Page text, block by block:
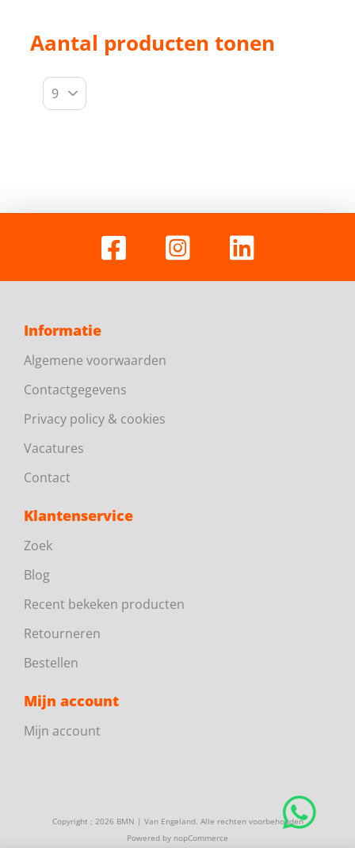
Aantal producten tonen
Informatie
Algemene voorwaarden
Contactgegevens
Privacy policy & cookies
Vacatures
Contact
Klantenservice
Zoek
Blog
Recent bekeken producten
Retourneren
Bestellen
Mijn account
Mijn account
Copyright ; 2026 BMN | Van Engeland. Alle rechten voorbehouden
Powered by nopCommerce